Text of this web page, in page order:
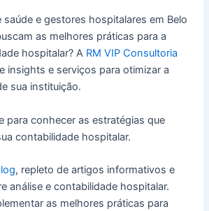
saúde e gestores hospitalares em Belo
as melhores práticas para a
hospitalar? A RM VIP Consultoria
insights e serviços para otimizar a
sua instituição.
para conhecer as estratégias que
contabilidade hospitalar.
, repleto de artigos informativos e
análise e contabilidade hospitalar.
as melhores práticas para